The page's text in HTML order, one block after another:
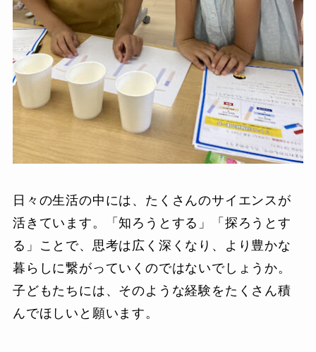
日々の生活の中には、たくさんのサイエンスが
活きています。「知ろうとする」「探ろうとす
る」ことで、思考は広く深くなり、より豊かな
暮らしに繋がっていくのではないでしょうか。
子どもたちには、そのような経験をたくさん積
んでほしいと願います。